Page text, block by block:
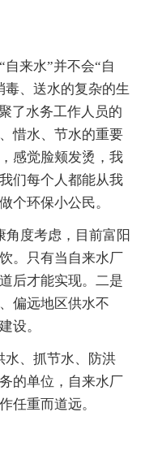
来水”并不会“自
、送水的复杂的生
了水务工作人员的
惜水、节水的重要
感觉脸颊发烫，我
们每个人都能从我
个环保小公民。
角度考虑，目前富阳
。只有当自来水厂
后才能实现。二是
偏远地区供水不
设。
水、抓节水、防洪
的单位，自来水厂
任重而道远。